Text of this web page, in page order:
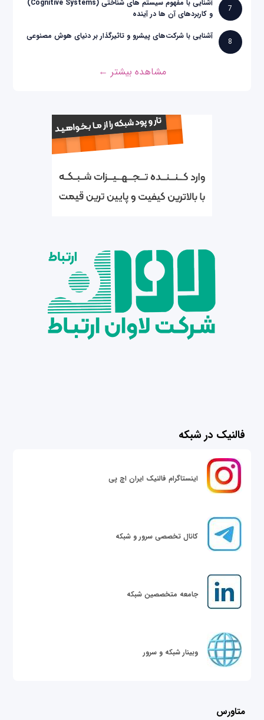
7
آشنایی با مفهوم سیستم های شناختی (Cognitive Systems)
و کاربردهای آن ها در آینده
8
آشنایی با شرکت‌های پیشرو و تاثیرگذار بر دنیای هوش مصنوعی
مشاهده بیشتر ←
فالنیک در شبکه
اینستاگرام فالنیک ایران اچ پی
کانال تخصصی سرور و شبکه
جامعه متخصصین شبکه
وبینار شبکه و سرور
متاورس